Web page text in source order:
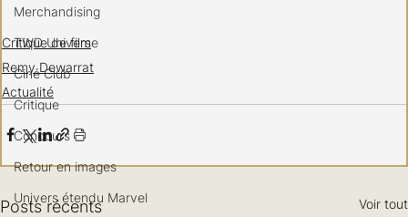
Merchandising
TWD Universe
Ciné Club
Critique
Concours
Retour en images
Univers étendu Marvel
Critique de film
Remy Dewarrat
Actualité
Posts récents Voir tout